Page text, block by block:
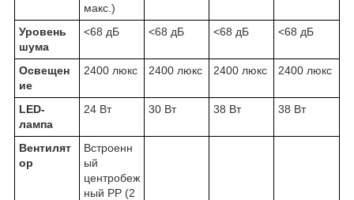
макс.)
Уровень
шума
<68 дБ <68 дБ <68 дБ <68 дБ
Освещен
ие
2400 люкс 2400 люкс 2400 люкс 2400 люкс
LED-
лампа
24 Вт 30 Вт 38 Вт 38 Вт
Вентилят
ор
Встроенн
ый
центробеж
ный PP (2